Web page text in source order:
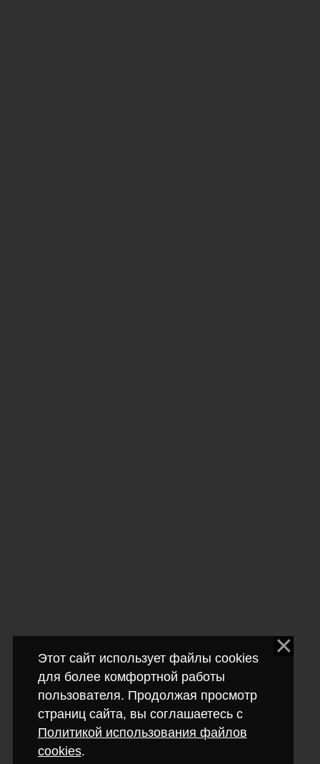
Этот сайт использует файлы cookies
для более комфортной работы
пользователя. Продолжая просмотр
страниц сайта, вы соглашаетесь с
Политикой использования файлов
cookies.